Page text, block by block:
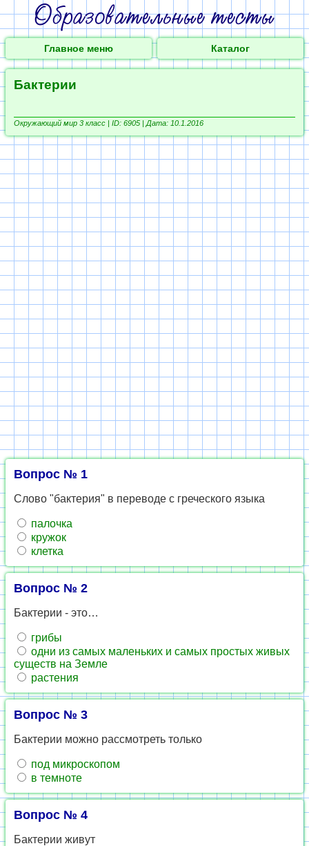
Главное меню Каталог
Бактерии
Окружающий мир 3 класс | ID: 6905 | Дата: 10.1.2016
Вопрос № 1
Слово "бактерия" в переводе с греческого языка
палочка
кружок
клетка
Вопрос № 2
Бактерии - это…
грибы
одни из самых маленьких и самых простых живых
существ на Земле
растения
Вопрос № 3
Бактерии можно рассмотреть только
под микроскопом
в темноте
Вопрос № 4
Бактерии живут